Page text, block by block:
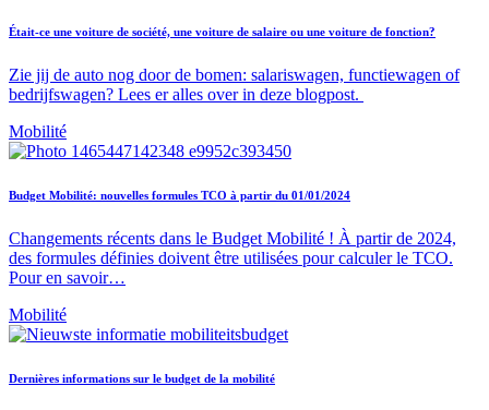
Était-ce une voiture de société, une voiture de salaire ou une voiture de fonction?
Zie jij de auto nog door de bomen: salariswagen, functiewagen of
bedrijfswagen? Lees er alles over in deze blogpost.
Mobilité
Budget Mobilité: nouvelles formules TCO à partir du 01/01/2024
Changements récents dans le Budget Mobilité ! À partir de 2024,
des formules définies doivent être utilisées pour calculer le TCO.
Pour en savoir…
Mobilité
Dernières informations sur le budget de la mobilité